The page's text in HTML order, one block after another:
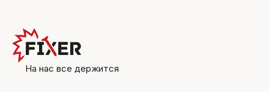
На нас все держится